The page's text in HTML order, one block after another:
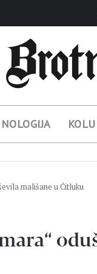
mališane u Čitluku